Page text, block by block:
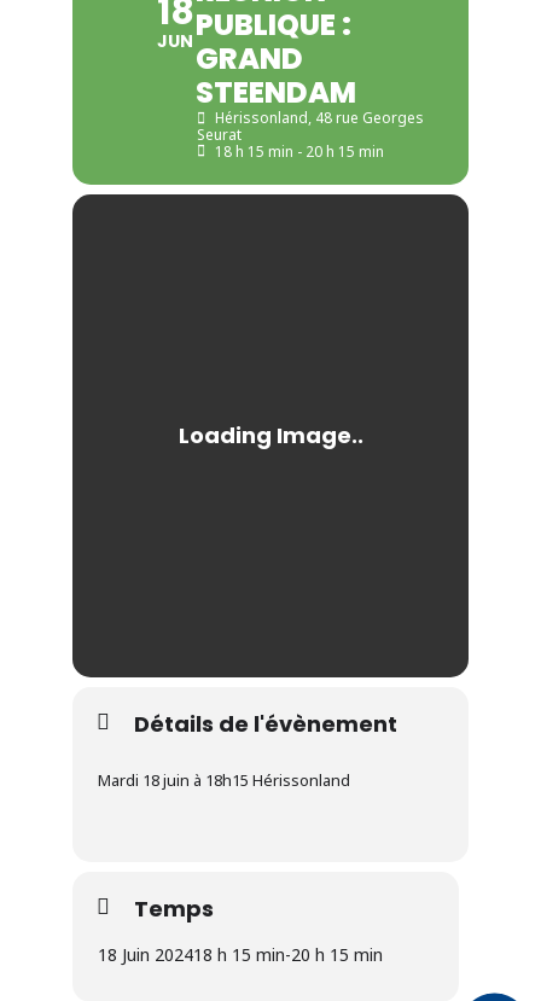
18
JUN PUBLIQUE :
GRAND
STEENDAM
Hérissonland, 48 rue Georges
Seurat
18 h 15 min - 20 h 15 min
Détails de l'évènement
Mardi 18 juin à 18h15 Hérissonland
Temps
18 Juin 202418 h 15 min-20 h 15 min